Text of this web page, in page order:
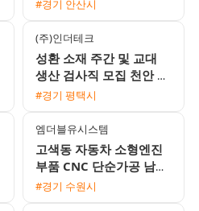
#경기 안산시
(주)인더테크
성환 소재 주간 및 교대
생산 검사직 모집 천안 평
택 통근버스 운행
#경기 평택시
엠더블유시스템
고색동 자동차 소형엔진
부품 CNC 단순가공 남성
생산직 모집 (수원역 통근
#경기 수원시